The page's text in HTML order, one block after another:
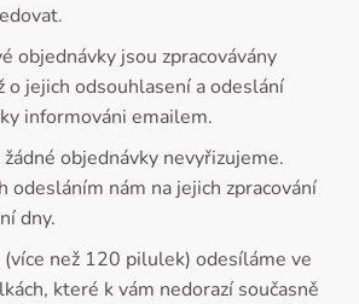
objednávky jsou zpracovávány
o jejich odsouhlasení a odeslání
informováni emailem.
objednávky nevyřizujeme.
odesláním nám na jejich zpracování
dny.
než 120 pilulek) odesíláme ve
které k vám nedorazí současně